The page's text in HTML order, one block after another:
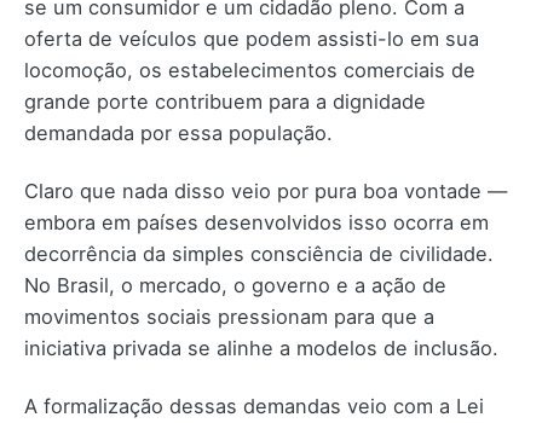
se um consumidor e um cidadão pleno. Com a
oferta de veículos que podem assisti-lo em sua
locomoção, os estabelecimentos comerciais de
grande porte contribuem para a dignidade
demandada por essa população.
Claro que nada disso veio por pura boa vontade —
embora em países desenvolvidos isso ocorra em
decorrência da simples consciência de civilidade.
No Brasil, o mercado, o governo e a ação de
movimentos sociais pressionam para que a
iniciativa privada se alinhe a modelos de inclusão.
A formalização dessas demandas veio com a Lei